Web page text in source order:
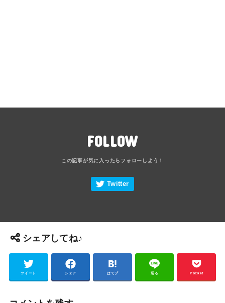
FOLLOW
シェアしてね♪
ツイート シェア はてブ 送る Pocket